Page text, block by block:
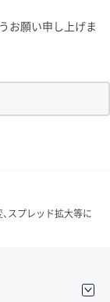
お願い申し上げま
、スプレッド拡大等に